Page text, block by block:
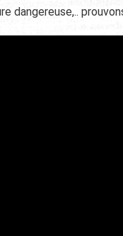
dangereuse,..